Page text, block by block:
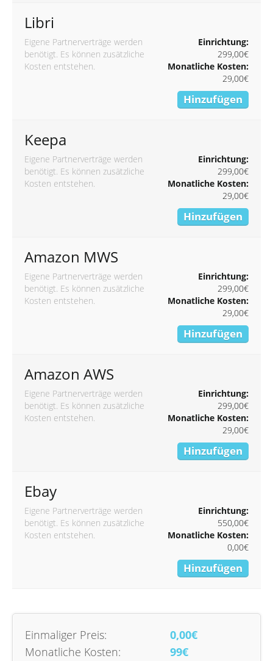
Libri
Eigene Partnerverträge werden
benötigt. Es können zusätzliche
Kosten entstehen.
Einrichtung:
299,00€
Monatliche Kosten:
29,00€
Hinzufügen
Keepa
Eigene Partnerverträge werden
benötigt. Es können zusätzliche
Kosten entstehen.
Einrichtung:
299,00€
Monatliche Kosten:
29,00€
Hinzufügen
Amazon MWS
Eigene Partnerverträge werden
benötigt. Es können zusätzliche
Kosten entstehen.
Einrichtung:
299,00€
Monatliche Kosten:
29,00€
Hinzufügen
Amazon AWS
Eigene Partnerverträge werden
benötigt. Es können zusätzliche
Kosten entstehen.
Einrichtung:
299,00€
Monatliche Kosten:
29,00€
Hinzufügen
Ebay
Eigene Partnerverträge werden
benötigt. Es können zusätzliche
Kosten entstehen.
Einrichtung:
550,00€
Monatliche Kosten:
0,00€
Hinzufügen
Einmaliger Preis:
0,00€
Monatliche Kosten:
99€